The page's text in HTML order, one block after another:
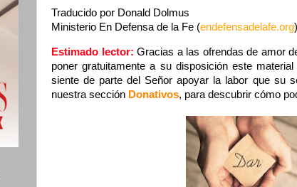
Traducido por Donald Dolmus
Ministerio En Defensa de la Fe (endefensadelafe.org)
Estimado lector: Gracias a las ofrendas de amor
poner gratuitamente a su disposición este
siente de parte del Señor apoyar la labor que su
nuestra sección Donativos, para descubrir cómo